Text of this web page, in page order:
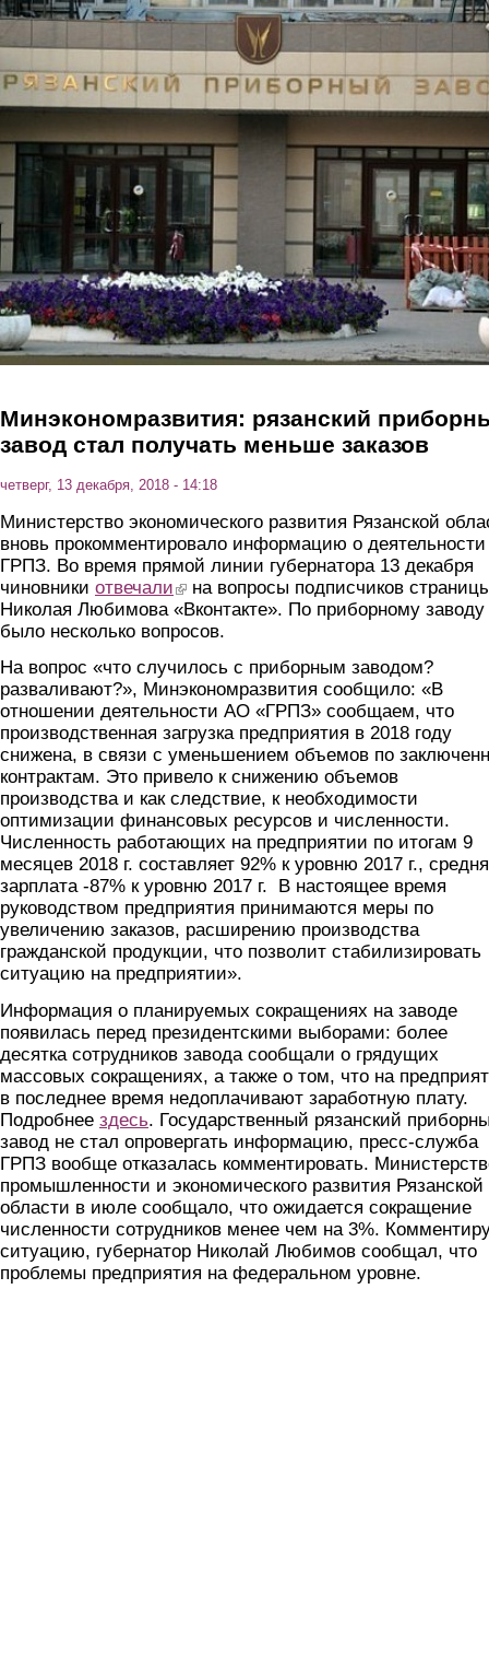
Перейти к основному содержанию
Минэкономразвития: рязанский
завод стал получать меньше заказов
четверг, 13 декабря, 2018 - 14:18
Министерство экономического развития Рязанской
вновь прокомментировало информацию о деятельности
ГРПЗ. Во время прямой линии губернатора 13 декабря
чиновники отвечали (link is external)
на вопросы подписчиков
Николая Любимова «Вконтакте». По приборному заводу
было несколько вопросов.
На вопрос «что случилось с приборным заводом?
разваливают?», Минэкономразвития сообщило: «В
отношении деятельности АО «ГРПЗ» сообщаем, что
производственная загрузка предприятия в 2018 году
снижена, в связи с уменьшением объемов по
контрактам. Это привело к снижению объемов
производства и как следствие, к необходимости
оптимизации финансовых ресурсов и численности.
Численность работающих на предприятии по итогам 9
месяцев 2018 г. составляет 92% к уровню 2017 г.,
зарплата -87% к уровню 2017 г. В настоящее время
руководством предприятия принимаются меры по
увеличению заказов, расширению производства
гражданской продукции, что позволит стабилизировать
ситуацию на предприятии».
Информация о планируемых сокращениях на заводе
появилась перед президентскими выборами: более
десятка сотрудников завода сообщали о грядущих
массовых сокращениях, а также о том, что на
в последнее время недоплачивают заработную плату.
Подробнее здесь. Государственный рязанский
завод не стал опровергать информацию, пресс-служба
ГРПЗ вообще отказалась комментировать.
промышленности и экономического развития Рязанской
области в июле сообщало, что ожидается сокращение
численности сотрудников менее чем на 3%.
ситуацию, губернатор Николай Любимов сообщал, что
проблемы предприятия на федеральном уровне.